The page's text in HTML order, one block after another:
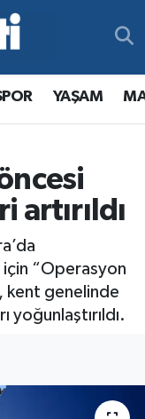
YAŞAM
“Operasyon
kent genelinde
yoğunlaştırıldı.